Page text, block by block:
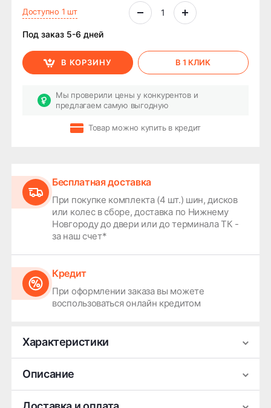
Доступно 1 шт
Под заказ 5-6 дней
В КОРЗИНУ В 1 КЛИК
Мы проверили цены у конкурентов и
предлагаем самую выгодную
Товар можно купить в кредит
Бесплатная доставка
При покупке комплекта (4 шт.) шин, дисков
или колес в сборе, доставка по Нижнему
Новгороду до двери или до терминала ТК -
за наш счет*
Кредит
При оформлении заказа вы можете
воспользоваться онлайн кредитом
Характеристики
Производитель
Сезонность
Летняя
Ширина
205
Описание
Типоразмер автомобильной шины Berez Opti Ride